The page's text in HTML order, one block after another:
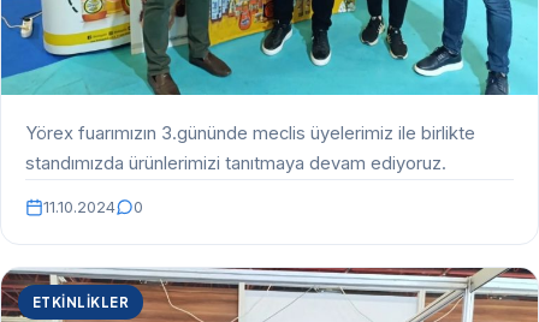
Yörex fuarımızın 3.gününde meclis üyelerimiz ile birlikte
standımızda ürünlerimizi tanıtmaya devam ediyoruz.
11.10.2024 0
ETKINLIKLER